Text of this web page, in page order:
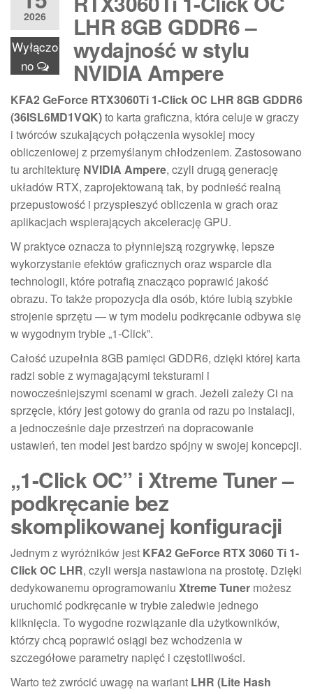
2026
Wyłączo
no
LHR 8GB GDDR6 –
wydajność w stylu
NVIDIA Ampere
KFA2 GeForce RTX3060Ti 1-Click OC LHR 8GB GDDR6
(36ISL6MD1VQK)to karta graficzna, która celuje w graczy
i twórców szukających połączenia wysokiej mocy
obliczeniowej z przemyślanym chłodzeniem. Zastosowano
tu architekturę NVIDIA Ampere, czyli drugą generację
układów RTX, zaprojektowaną tak, by podnieść realną
przepustowość i przyspieszyć obliczenia w grach oraz
aplikacjach wspierających akcelerację GPU.
W praktyce oznacza to płynniejszą rozgrywkę, lepsze
wykorzystanie efektów graficznych oraz wsparcie dla
technologii, które potrafią znacząco poprawić jakość
obrazu. To także propozycja dla osób, które lubią szybkie
strojenie sprzętu — w tym modelu podkręcanie odbywa się
w wygodnym trybie „1-Click”.
Całość uzupełnia 8GB pamięci GDDR6, dzięki której karta
radzi sobie z wymagającymi teksturami i
nowocześniejszymi scenami w grach. Jeżeli zależy Ci na
sprzęcie, który jest gotowy do grania od razu po instalacji,
a jednocześnie daje przestrzeń na dopracowanie
ustawień, ten model jest bardzo spójny w swojej koncepcji.
„1-Click OC” i Xtreme Tuner –
podkręcanie bez
skomplikowanej konfiguracji
Jednym z wyróżników jest KFA2 GeForce RTX 3060 Ti 1-
Click OC LHR, czyli wersja nastawiona na prostotę. Dzięki
dedykowanemu oprogramowaniu Xtreme Tuner możesz
uruchomić podkręcanie w trybie zaledwie jednego
kliknięcia. To wygodne rozwiązanie dla użytkowników,
którzy chcą poprawić osiągi bez wchodzenia w
szczegółowe parametry napięć i częstotliwości.
Warto też zwrócić uwagę na wariant LHR (Lite Hash